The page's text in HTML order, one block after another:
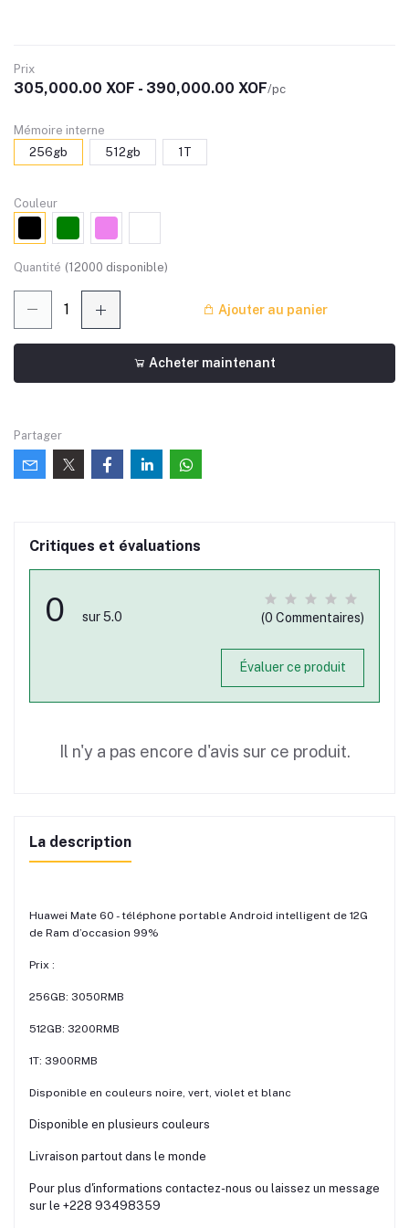
Prix
305,000.00 XOF - 390,000.00 XOF/pc
Mémoire interne
256gb
512gb 1T
Couleur
Quantité (12000 disponible)
Ajouter au panier
Acheter maintenant
Partager
Critiques et évaluations
0 sur 5.0 (0 Commentaires)
Évaluer ce produit
Il n'y a pas encore d'avis sur ce produit.
La description
Huawei Mate 60 - téléphone portable Android intelligent de 12G
de Ram d’occasion 99%
Prix :
256GB: 3050RMB
512GB: 3200RMB
1T: 3900RMB
Disponible en couleurs noire, vert, violet et blanc
Disponible en plusieurs couleurs
Livraison partout dans le monde
Pour plus d'informations contactez-nous ou laissez un message
sur le +228 93498359